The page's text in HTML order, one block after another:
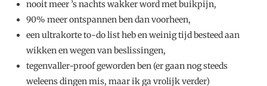
nooit meer ’s nachts wakker word met buikpijn,
90% meer ontspannen ben dan voorheen,
een ultrakorte to-do list heb en weinig tijd besteed aan
wikken en wegen van beslissingen,
tegenvaller-proof geworden ben (er gaan nog steeds
weleens dingen mis, maar ik ga vrolijk verder)